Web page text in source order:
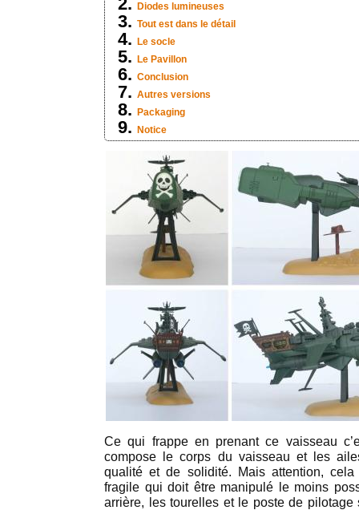
Diodes lumineuses
Tout est dans le détail
Le socle
Le Pavillon
Conclusion
Autres versions
Packaging
Notice
Ce qui frappe en prenant ce vaisseau
compose le corps du vaisseau et les
qualité et de solidité. Mais attention,
fragile qui doit être manipulé le moins
arrière, les tourelles et le poste de